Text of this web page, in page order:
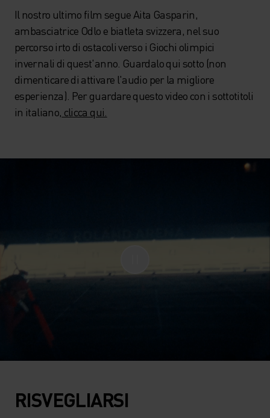
Il nostro ultimo film segue Aita Gasparin,
ambasciatrice Odlo e biatleta svizzera, nel suo
percorso irto di ostacoli verso i Giochi olimpici
invernali di quest'anno. Guardalo qui sotto (non
dimenticare di attivare l'audio per la migliore
esperienza). Per guardare questo video con i sottotitoli
in italiano, clicca qui.
RISVEGLIARSI